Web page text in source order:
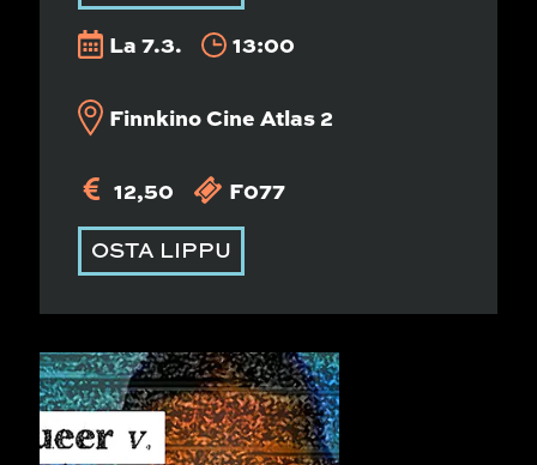
La 7.3. 13:00
Finnkino Cine Atlas 2
12,50 F077
OSTA LIPPU